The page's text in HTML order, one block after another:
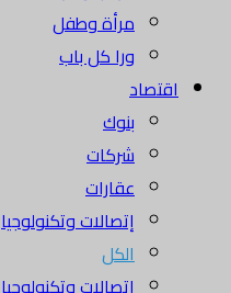
مرأة وطفل
ورا كل باب
اقتصاد
بنوك
شركات
عقارات
إتصالات وتكنولوجيا
الكل
إتصالات وتكنولوجيا